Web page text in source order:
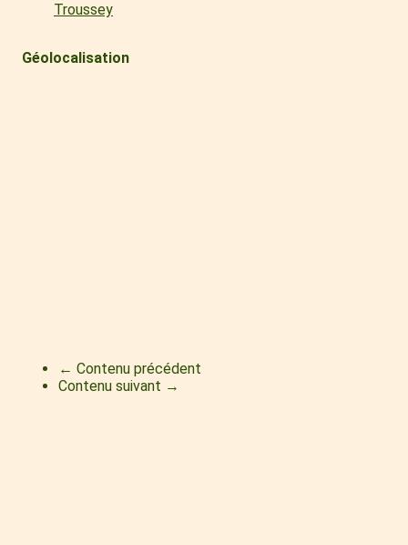
Troussey
Géolocalisation
← Contenu précédent
Contenu suivant →